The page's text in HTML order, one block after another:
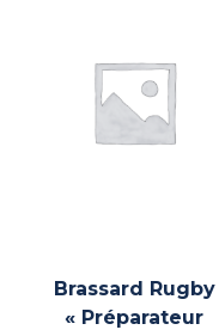
Brassard Rugby
« Préparateur